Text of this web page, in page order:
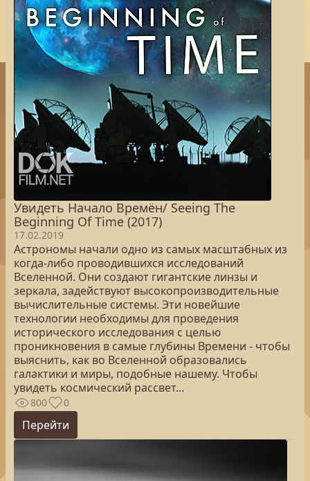
Увидеть Начало Времён/ Seeing The
Beginning Of Time (2017)
17.02.2019
Астрономы начали одно из самых масштабных из
когда-либо проводившихся исследований
Вселенной. Они создают гигантские линзы и
зеркала, задействуют высокопроизводительные
вычислительные системы. Эти новейшие
технологии необходимы для проведения
исторического исследования с целью
проникновения в самые глубины Времени - чтобы
выяснить, как во Вселенной образовались
галактики и миры, подобные нашему. Чтобы
увидеть космический рассвет...
800 0
Перейти